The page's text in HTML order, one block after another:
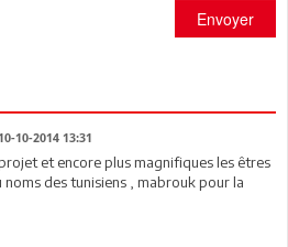
Envoyer
10-2014 13:31
et encore plus magnifiques les êtres
noms des tunisiens , mabrouk pour la